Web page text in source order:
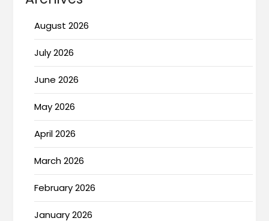
August 2026
July 2026
June 2026
May 2026
April 2026
March 2026
February 2026
January 2026